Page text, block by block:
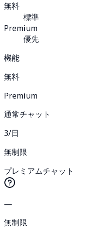
無料
標準
Premium
優先
機能
無料
Premium
通常チャット
3/日
無制限
プレミアムチャット
—
無制限